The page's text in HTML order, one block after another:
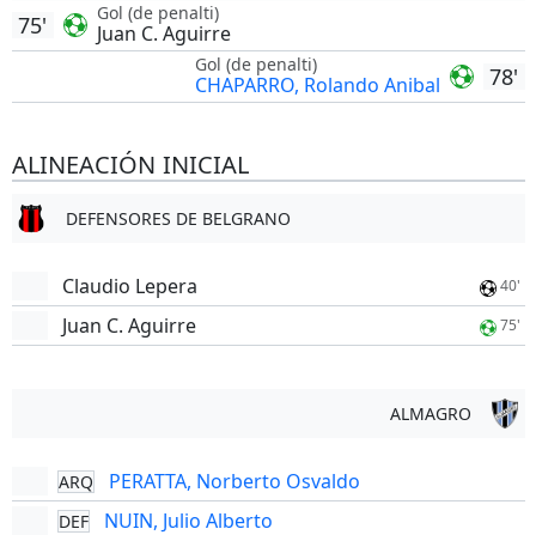
Gol (de penalti)
Juan C. Aguirre
75'
78'
Gol (de penalti)
CHAPARRO, Rolando Anibal
ALINEACIÓN INICIAL
DEFENSORES DE BELGRANO
Claudio Lepera 40'
Juan C. Aguirre 75'
ALMAGRO
ARQ PERATTA, Norberto Osvaldo
DEF NUIN, Julio Alberto